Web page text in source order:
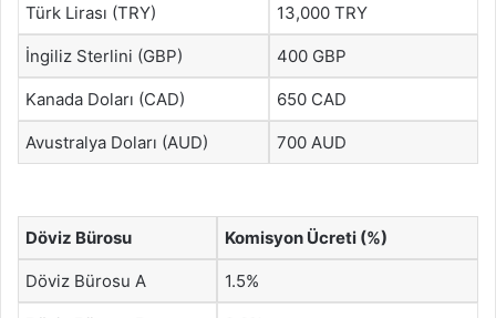
Türk Lirası (TRY) 13,000 TRY
İngiliz Sterlini (GBP) 400 GBP
Kanada Doları (CAD) 650 CAD
Avustralya Doları (AUD) 700 AUD
Döviz Bürosu Komisyon Ücreti (%)
Döviz Bürosu A 1.5%